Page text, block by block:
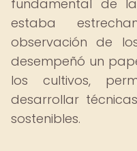
fundamental de
estaba
observación de
desempeñó un
los cultivos,
desarrollar
sostenibles.